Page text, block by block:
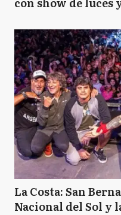
La Costa: San
Nacional del Sol y